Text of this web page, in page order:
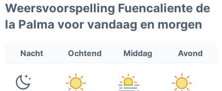
Weersvoorspelling Fuencaliente de
la Palma voor vandaag en morgen
Nacht Ochtend Middag Avond